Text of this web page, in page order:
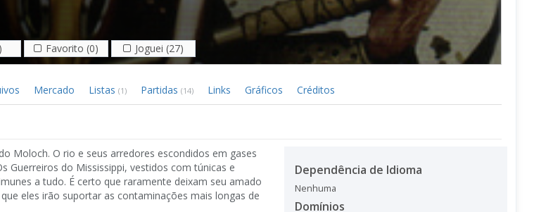
Favorito (0) Joguei (27)
Mercado Listas (1) Partidas (14) Links Gráficos Créditos
Moloch. O rio e seus arredores escondidos em gases
do Mississippi, vestidos com túnicas e
a tudo. É certo que raramente deixam seu amado
eles irão suportar as contaminações mais longas de
Dependência de Idioma
Nenhuma
Domínios